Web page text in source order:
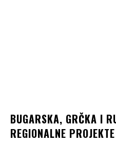
BUGARSKA, GRČKA I
REGIONALNE